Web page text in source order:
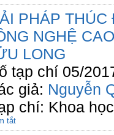
PHÁP
NGHỆ
LONG
tạp chí 05/
giả: Nguyễn
chí: Khoa
tắt